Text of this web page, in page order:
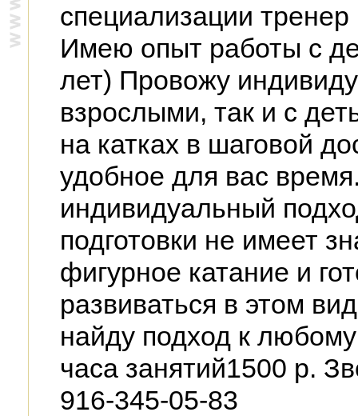
специализации
Имею опыт работы с
лет) Провожу
взрослыми, так и с
на катках в шаговой
удобное для вас
индивидуальный
подготовки не имеет
фигурное катание и
развиваться в этом
найду подход к
часа занятий1500 р.
916-345-05-83